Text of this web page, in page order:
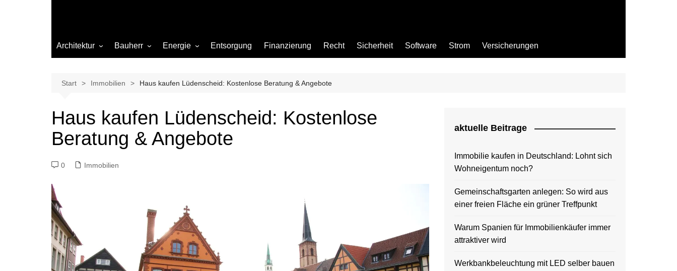
Architektur Bauherr
Beleuchtung
Büro
Garten
Materialien
Ökologisch bauen
Renovierung
Sanierung
Energie
Gas
Entsorgung Finanzierung Recht Sicherheit Software Strom Versicherungen
Start Immobilien Haus kaufen Lüdenscheid: Kostenlose Beratung & Angebote
Haus kaufen Lüdenscheid: Kostenlose
Beratung & Angebote
0 Immobilien
aktuelle Beitrage
Immobilie kaufen in Deutschland: Lohnt sich
Wohneigentum noch?
Gemeinschaftsgarten anlegen: So wird aus
einer freien Fläche ein grüner Treffpunkt
Warum Spanien für Immobilienkäufer immer
attraktiver wird
Werkbankbeleuchtung mit LED selber bauen